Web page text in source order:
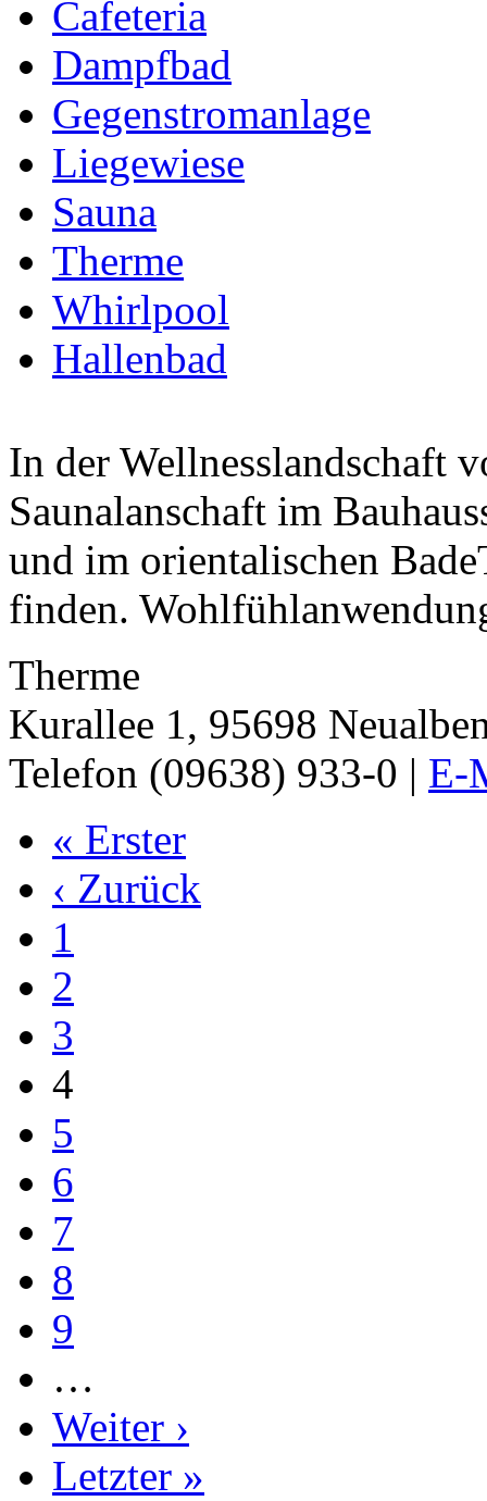
Cafeteria
Dampfbad
Gegenstromanlage
Liegewiese
Sauna
Therme
Whirlpool
Hallenbad
In der Wellnesslandschaft
Saunalanschaft im
und im orientalischen
finden.
Therme
Kurallee 1, 95698
Telefon (09638) 933-0 | E-
« Erster
‹ Zurück
1
2
3
4
5
6
7
8
9
…
Weiter ›
Letzter »